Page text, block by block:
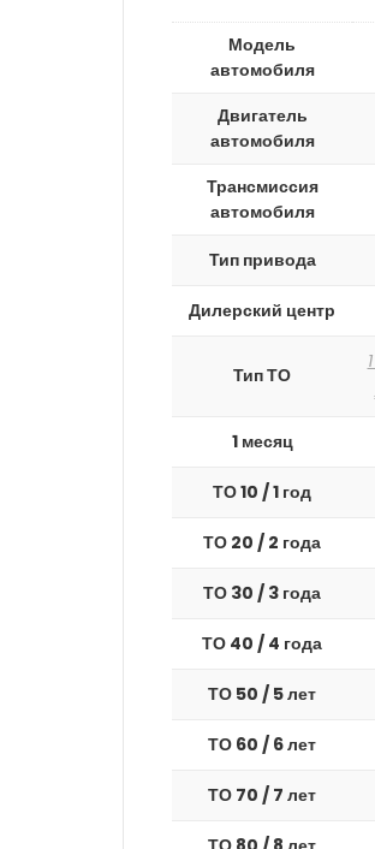
Модель
автомобиля
Двигатель
автомобиля
Трансмиссия
автомобиля
Тип привода
Дилерский центр
Тип ТО
1 месяц
ТО 10 / 1 год
ТО 20 / 2 года
ТО 30 / 3 года
ТО 40 / 4 года
ТО 50 / 5 лет
ТО 60 / 6 лет
ТО 70 / 7 лет